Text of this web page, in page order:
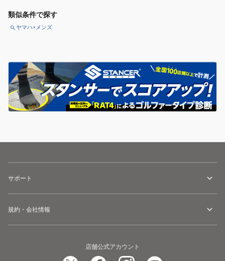
類似条件で探す
ヤマハ×メンズ
サポート
規約・会社情報
店舗公式アカウント